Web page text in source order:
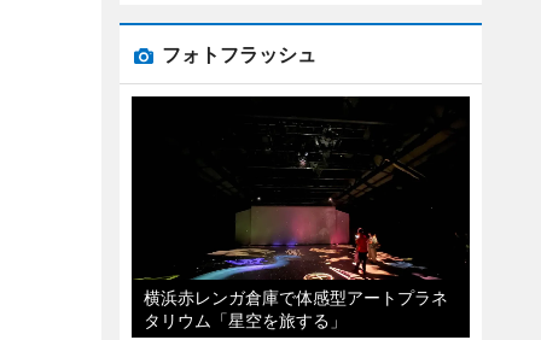
フォトフラッシュ
横浜赤レンガ倉庫で体感型アートプラネ
タリウム「星空を旅する」